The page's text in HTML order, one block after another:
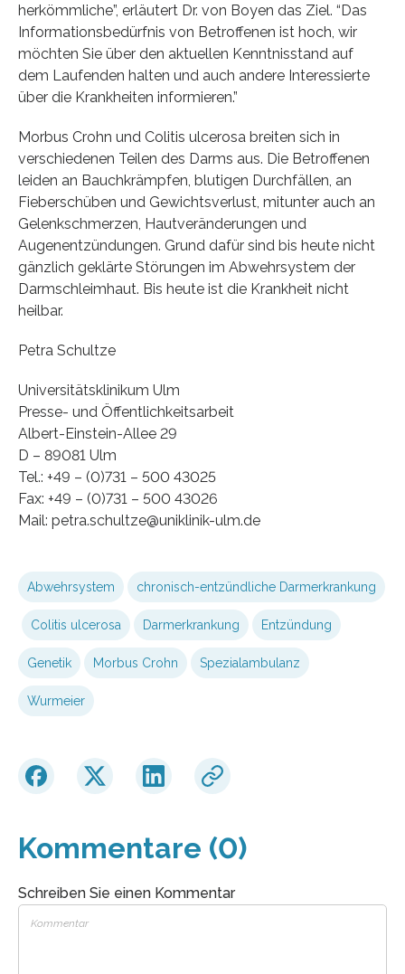
herkömmliche”, erläutert Dr. von Boyen das Ziel. “Das
Informationsbedürfnis von Betroffenen ist hoch, wir
möchten Sie über den aktuellen Kenntnisstand auf
dem Laufenden halten und auch andere Interessierte
über die Krankheiten informieren.”
Morbus Crohn und Colitis ulcerosa breiten sich in
verschiedenen Teilen des Darms aus. Die Betroffenen
leiden an Bauchkrämpfen, blutigen Durchfällen, an
Fieberschüben und Gewichtsverlust, mitunter auch an
Gelenkschmerzen, Hautveränderungen und
Augenentzündungen. Grund dafür sind bis heute nicht
gänzlich geklärte Störungen im Abwehrsystem der
Darmschleimhaut. Bis heute ist die Krankheit nicht
heilbar.
Petra Schultze
Universitätsklinikum Ulm
Presse- und Öffentlichkeitsarbeit
Albert-Einstein-Allee 29
D – 89081 Ulm
Tel.: +49 – (0)731 – 500 43025
Fax: +49 – (0)731 – 500 43026
Mail: petra.schultze@uniklinik-ulm.de
Abwehrsystem chronisch-entzündliche Darmerkrankung
Colitis ulcerosa Darmerkrankung Entzündung
Genetik Morbus Crohn Spezialambulanz
Wurmeier
Kommentare (0)
Schreiben Sie einen Kommentar